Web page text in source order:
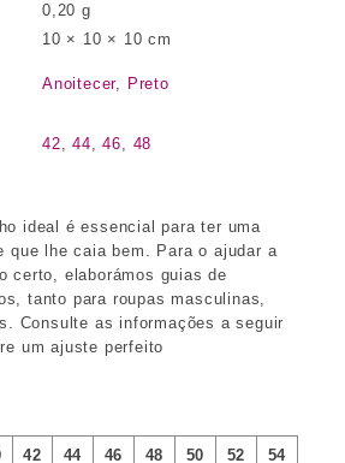
0,20 g
10 × 10 × 10 cm
Anoitecer, Preto
42,44,46, 48
ideal é essencial para ter uma
que lhe caia bem. Para o ajudar a
certo, elaborámos guias de
tanto para roupas masculinas,
Consulte as informações a seguir
um ajuste perfeito
42 44 46 48 50 52 54